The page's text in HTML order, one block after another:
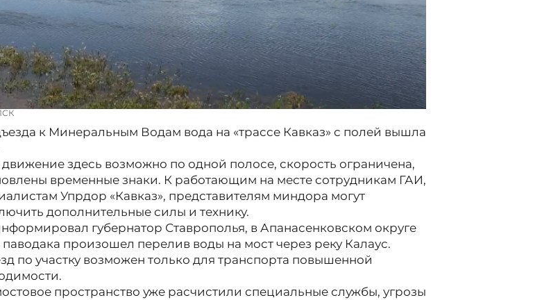
к Минеральным Водам вода на «трассе Кавказ» с полей вышла
здесь возможно по одной полосе, скорость ограничена,
временные знаки. К работающим на месте сотрудникам ГАИ,
Упрдор «Кавказ», представителям миндора могут
дополнительные силы и технику.
губернатор Ставрополья, в Апанасенковском округе
паводака произошел перелив воды на мост через реку Калаус.
по участку возможен только для транспорта повышенной
пространство уже расчистили специальные службы, угрозы